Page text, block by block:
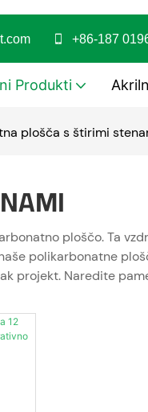
+86-187
Produkti
plošča s štirimi
ploščo. Ta
polikarbonatne
projekt. Naredite